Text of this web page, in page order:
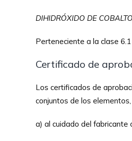
DIHIDRÓXIDO DE
Perteneciente a la clase
Certificado de
Los certificados de
conjuntos de los
a) al cuidado del fabricante